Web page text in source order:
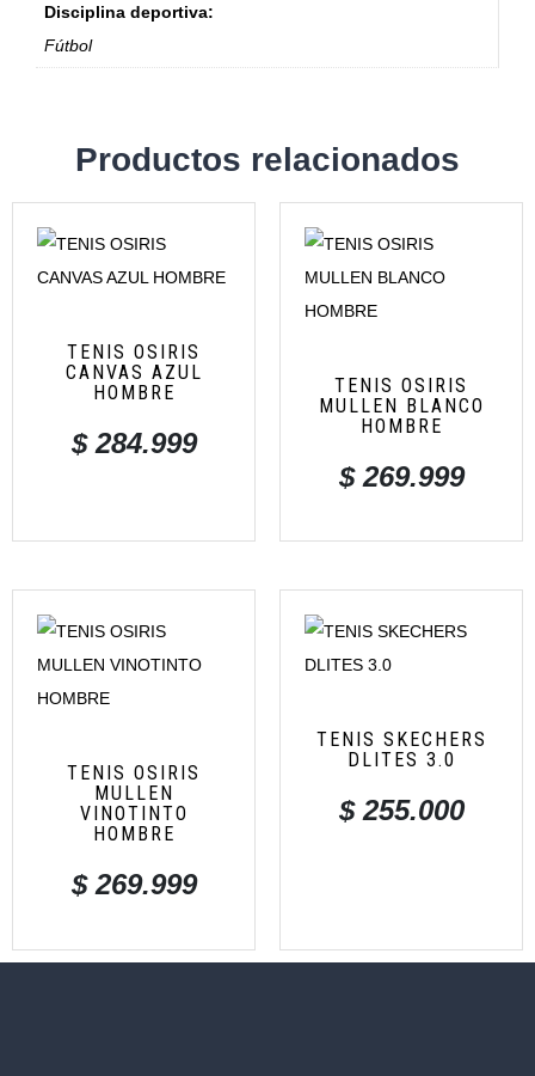
Disciplina deportiva:
Fútbol
Productos relacionados
TENIS OSIRIS
CANVAS AZUL
HOMBRE
$284.999
TENIS OSIRIS
MULLEN BLANCO
HOMBRE
$269.999
TENIS OSIRIS
MULLEN
VINOTINTO
HOMBRE
$269.999
TENIS SKECHERS
DLITES 3.0
$255.000